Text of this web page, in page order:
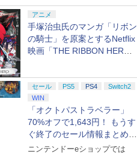
アニメ
手塚治虫氏のマンガ「リボン
の騎士」を原案とするNetflix
映画「THE RIBBON HERO
セール PS5 PS4
Switch2
WIN
「オクトパストラベラー」
70%オフで1,643円！ もうす
ぐ終了のセール情報まとめ
【8月8日更新】
ニンテンドーeショップでは